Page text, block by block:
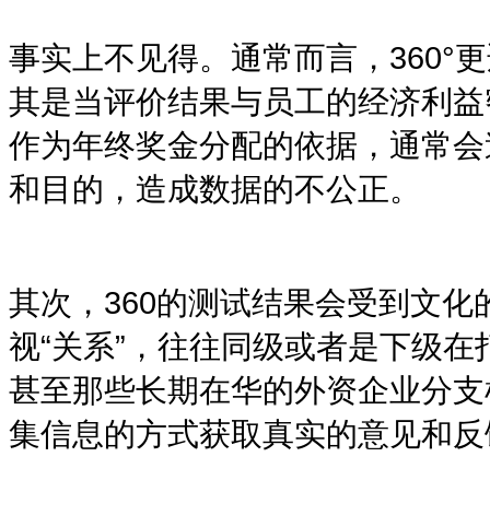
事实上不见得。通常而言， 360°
其是当评价结果与员工的经济利
作为年终奖金分配的依据，通常
和目的，造成数据的不公正。
其次， 360的测试结果会受到文化
视“关系” ，往往同级或者是下级
甚至那些长期在华的外资企业分
集信息的方式获取真实的意见和